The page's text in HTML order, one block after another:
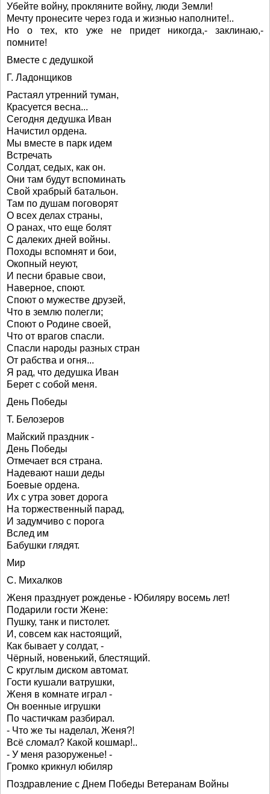
Убейте войну, прокляните войну, люди Земли!
Мечту пронесите через года и жизнью наполните!..
Но о тех, кто уже не придет никогда,- заклинаю,-
помните!
Вместе с дедушкой
Г. Ладонщиков
Растаял утренний туман,
Красуется весна...
Сегодня дедушка Иван
Начистил ордена.
Мы вместе в парк идем
Встречать
Солдат, седых, как он.
Они там будут вспоминать
Свой храбрый батальон.
Там по душам поговорят
О всех делах страны,
О ранах, что еще болят
С далеких дней войны.
Походы вспомнят и бои,
Окопный неуют,
И песни бравые свои,
Наверное, споют.
Споют о мужестве друзей,
Что в землю полегли;
Споют о Родине своей,
Что от врагов спасли.
Спасли народы разных стран
От рабства и огня...
Я рад, что дедушка Иван
Берет с собой меня.
День Победы
Т. Белозеров
Майский праздник -
День Победы
Отмечает вся страна.
Надевают наши деды
Боевые ордена.
Их с утра зовет дорога
На торжественный парад,
И задумчиво с порога
Вслед им
Бабушки глядят.
Мир
С. Михалков
Женя празднует рожденье - Юбиляру восемь лет!
Подарили гости Жене:
Пушку, танк и пистолет.
И, совсем как настоящий,
Как бывает у солдат, -
Чёрный, новенький, блестящий.
С круглым диском автомат.
Гости кушали ватрушки,
Женя в комнате играл -
Он военные игрушки
По частичкам разбирал.
- Что же ты наделал, Женя?!
Всё сломал? Какой кошмар!..
- У меня разоруженье! -
Громко крикнул юбиляр
Поздравление с Днем Победы Ветеранам Войны